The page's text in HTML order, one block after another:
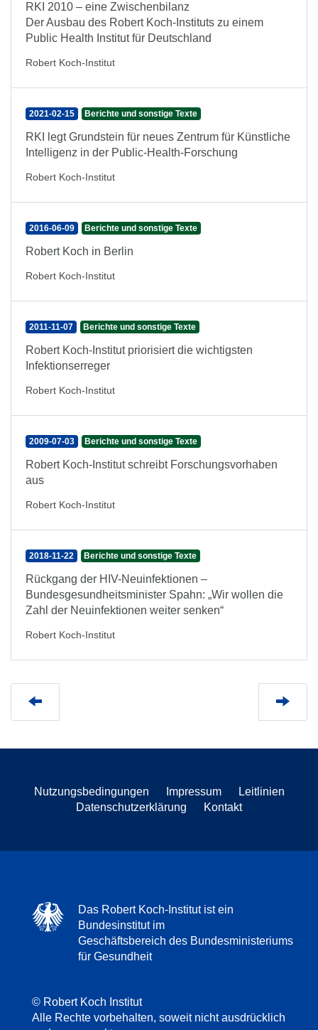
RKI 2010 – eine Zwischenbilanz
Der Ausbau des Robert Koch-Instituts zu einem
Public Health Institut für Deutschland
Robert Koch-Institut
2021-02-15 Berichte und sonstige Texte
RKI legt Grundstein für neues Zentrum für Künstliche
Intelligenz in der Public-Health-Forschung
Robert Koch-Institut
2016-06-09 Berichte und sonstige Texte
Robert Koch in Berlin
Robert Koch-Institut
2011-11-07 Berichte und sonstige Texte
Robert Koch-Institut priorisiert die wichtigsten
Infektionserreger
Robert Koch-Institut
2009-07-03 Berichte und sonstige Texte
Robert Koch-Institut schreibt Forschungsvorhaben
aus
Robert Koch-Institut
2018-11-22 Berichte und sonstige Texte
Rückgang der HIV-Neuinfektionen –
Bundesgesundheitsminister Spahn: „Wir wollen die
Zahl der Neuinfektionen weiter senken“
Robert Koch-Institut
Nutzungsbedingungen Impressum
Leitlinien
Datenschutzerklärung
Kontakt
Das Robert Koch-Institut ist ein
Bundesinstitut im
Geschäftsbereich des Bundesministeriums
für Gesundheit
© Robert Koch Institut
Alle Rechte vorbehalten, soweit nicht ausdrücklich